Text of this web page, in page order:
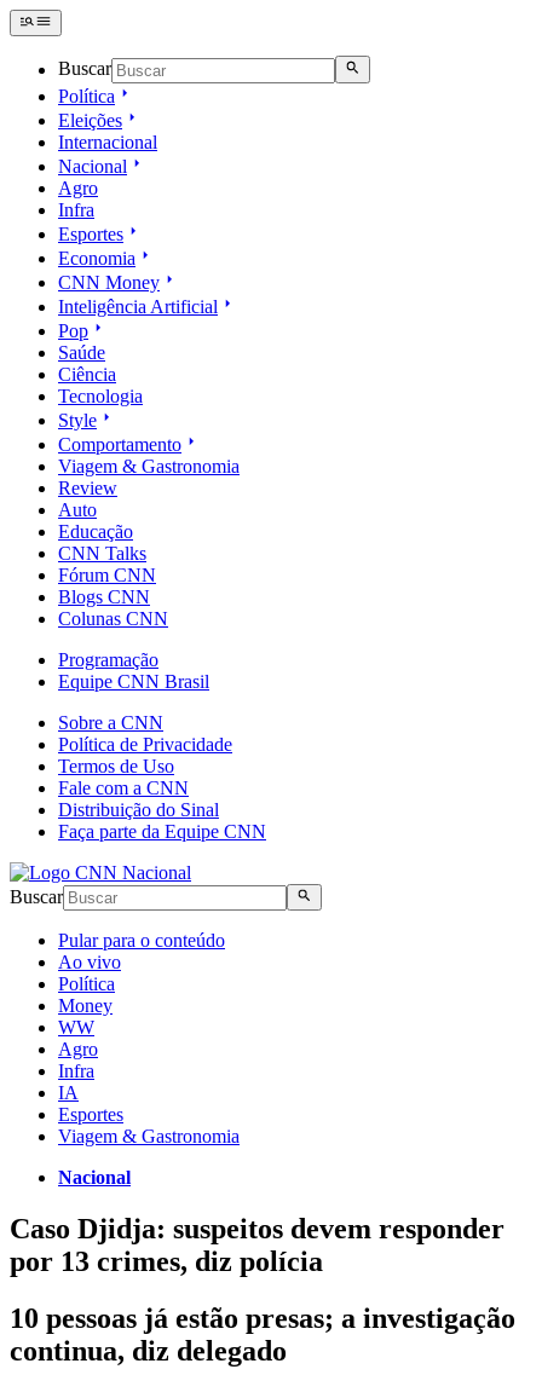
Buscar
Política
Eleições
Internacional
Nacional
Agro
Infra
Esportes
Economia
CNN Money
Inteligência Artificial
Pop
Saúde
Ciência
Tecnologia
Style
Comportamento
Viagem & Gastronomia
Review
Auto
Educação
CNN Talks
Fórum CNN
Blogs CNN
Colunas CNN
Programação
Equipe CNN Brasil
Sobre a CNN
Política de Privacidade
Termos de Uso
Fale com a CNN
Distribuição do Sinal
Faça parte da Equipe CNN
Buscar
Pular para o conteúdo
Ao vivo
Política
Money
WW
Agro
Infra
IA
Esportes
Viagem & Gastronomia
Nacional
Caso Djidja: suspeitos devem responder
por 13 crimes, diz polícia
10 pessoas já estão presas; a investigação
continua, diz delegado